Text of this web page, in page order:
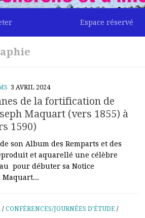
Espace réservé
3 AVRIL 2024
de la fortification de
Maquart (vers 1855) à
1590)
son Album des Remparts et des
et aquarellé une célèbre
pour débuter sa Notice
/CONFÉRENCES/JOURNÉES D'ÉTUDE /